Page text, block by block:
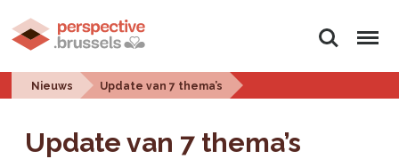
Zoeken Menu
Nieuws Update van 7 thema’s
Update van 7 thema’s